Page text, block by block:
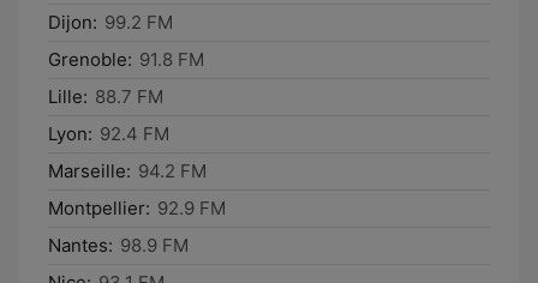
Dijon: 99.2 FM
Grenoble: 91.8 FM
Lille: 88.7 FM
Lyon: 92.4 FM
Marseille: 94.2 FM
Montpellier: 92.9 FM
Nantes: 98.9 FM